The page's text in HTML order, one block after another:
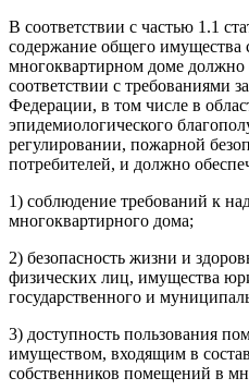
В соответствии с частью 1.1
содержание общего
многоквартирном доме должно
соответствии с требованиями
Федерации, в том числе в
эпидемиологического
регулировании, пожарной
потребителей, и должно
1) соблюдение требований к
многоквартирного дома;
2) безопасность жизни и
физических лиц, имущества
государственного и
3) доступность пользования
имуществом, входящим в
собственников помещений в